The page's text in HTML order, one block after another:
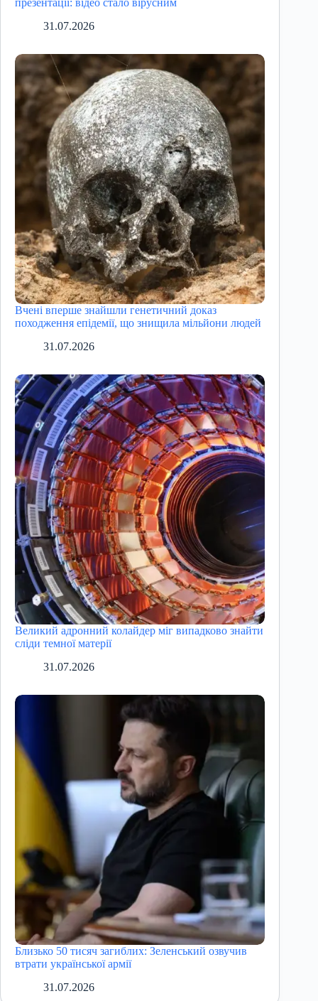
презентації: відео стало вірусним
31.07.2026
Вчені вперше знайшли генетичний доказ
походження епідемії, що знищила мільйони людей
31.07.2026
Великий адронний колайдер міг випадково знайти
сліди темної матерії
31.07.2026
Близько 50 тисяч загиблих: Зеленський озвучив
втрати української армії
31.07.2026